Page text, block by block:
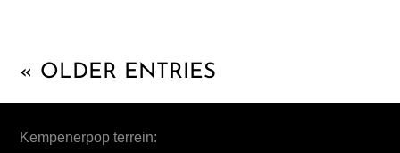
« OLDER ENTRIES
Kempenerpop terrein: